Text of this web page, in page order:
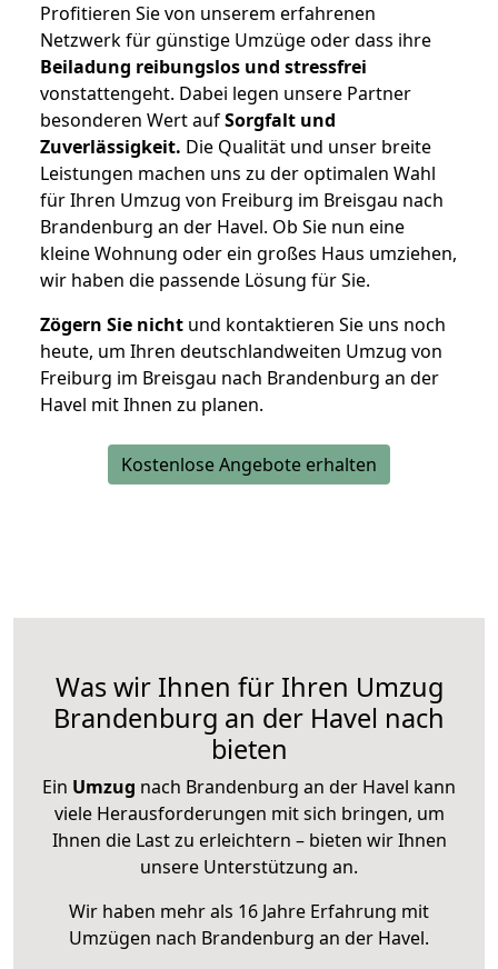
Profitieren Sie von unserem erfahrenen
Netzwerk für günstige Umzüge oder dass ihre
Beiladung reibungslos und stressfrei
vonstattengeht. Dabei legen unsere Partner
besonderen Wert aufSorgfalt und
Zuverlässigkeit. Die Qualität und unser breite
Leistungen machen uns zu der optimalen Wahl
für Ihren Umzug von Freiburg im Breisgau nach
Brandenburg an der Havel. Ob Sie nun eine
kleine Wohnung oder ein großes Haus umziehen,
wir haben die passende Lösung für Sie.
Zögern Sie nicht und kontaktieren Sie uns noch
heute, um Ihren deutschlandweiten Umzug von
Freiburg im Breisgau nach Brandenburg an der
Havel mit Ihnen zu planen.
Kostenlose Angebote erhalten
Was wir Ihnen für Ihren Umzug
Brandenburg an der Havel nach
bieten
Ein Umzug nach Brandenburg an der Havel kann
viele Herausforderungen mit sich bringen, um
Ihnen die Last zu erleichtern – bieten wir Ihnen
unsere Unterstützung an.
Wir haben mehr als 16 Jahre Erfahrung mit
Umzügen nach Brandenburg an der Havel.